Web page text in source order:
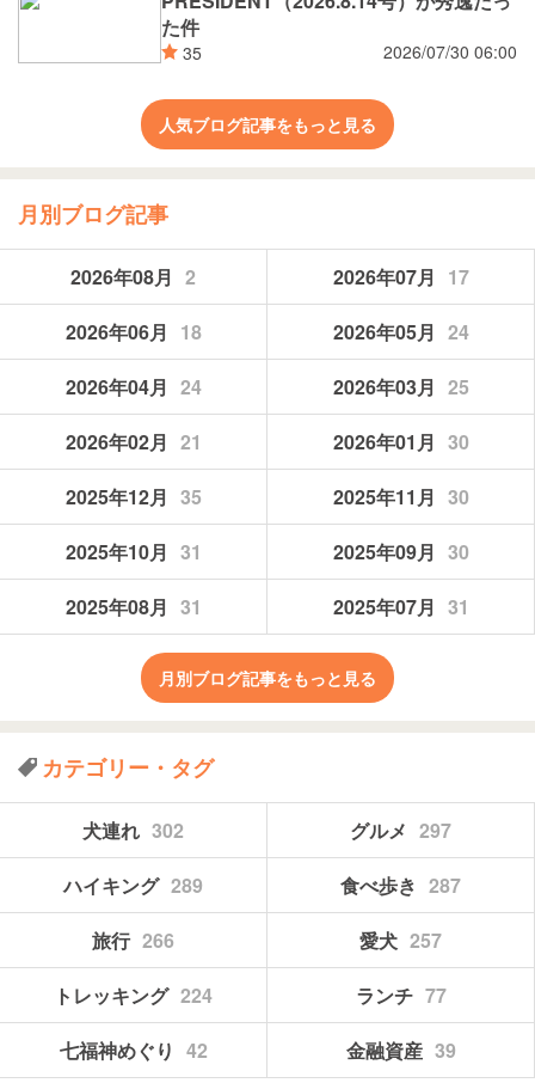
た件
35 2026/07/30 06:00
人気ブログ記事をもっと見る
月別ブログ記事
2026年08月 2 2026年07月
17
2026年06月
18 2026年05月 24
2026年04月 24 2026年03月 25
2026年02月 21 2026年01月 30
2025年12月 35 2025年11月 30
2025年10月 31 2025年09月 30
2025年08月 31 2025年07月 31
月別ブログ記事をもっと見る
カテゴリー・タグ
犬連れ 302 グルメ 297
ハイキング 289 食べ歩き 287
旅行 266 愛犬 257
トレッキング 224 ランチ 77
七福神めぐり 42 金融資産 39